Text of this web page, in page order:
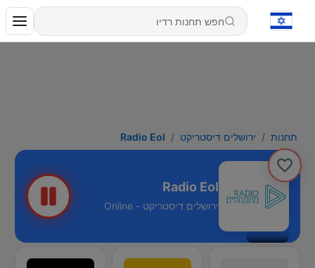
תחנות ירושלים דיסטריקט Radio Eol
Radio Eol
ירושלים דיסטריקט - Online